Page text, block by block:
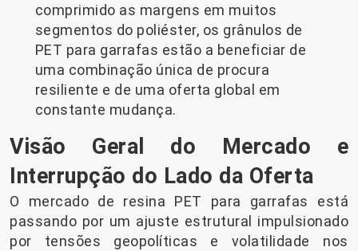
comprimido as margens em muitos
segmentos do poliéster, os grânulos de
PET para garrafas estão a beneficiar de
uma combinação única de procura
resiliente e de uma oferta global em
constante mudança.
Visão Geral do Mercado e
Interrupção do Lado da Oferta
O mercado de resina PET para garrafas está
passando por um ajuste estrutural impulsionado
por tensões geopolíticas e volatilidade nos